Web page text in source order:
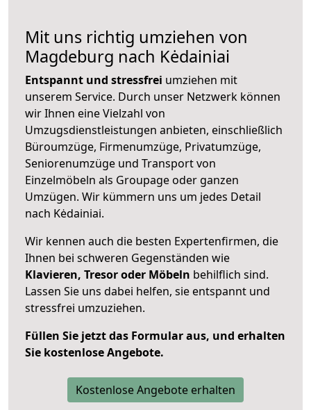
Mit uns richtig umziehen von
Magdeburg nach Kėdainiai
Entspannt und stressfrei umziehen mit
unserem Service. Durch unser Netzwerk können
wir Ihnen eine Vielzahl von
Umzugsdienstleistungen anbieten, einschließlich
Büroumzüge, Firmenumzüge, Privatumzüge,
Seniorenumzüge und Transport von
Einzelmöbeln als Groupage oder ganzen
Umzügen. Wir kümmern uns um jedes Detail
nach Kėdainiai.
Wir kennen auch die besten Expertenfirmen, die
Ihnen bei schweren Gegenständen wie
Klavieren, Tresor oder Möbeln behilflich sind.
Lassen Sie uns dabei helfen, sie entspannt und
stressfrei umzuziehen.
Füllen Sie jetzt das Formular aus, und erhalten
Sie kostenlose Angebote.
Kostenlose Angebote erhalten